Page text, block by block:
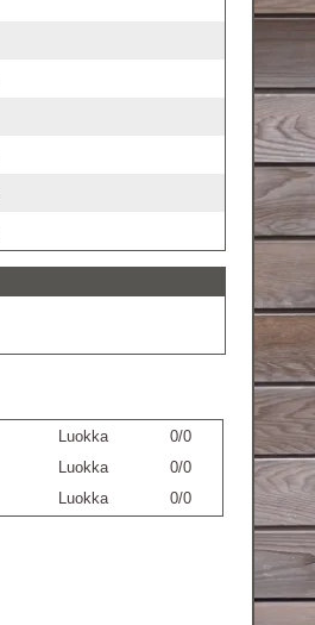
Luokka
0/0
Luokka
0/0
Luokka 0/0